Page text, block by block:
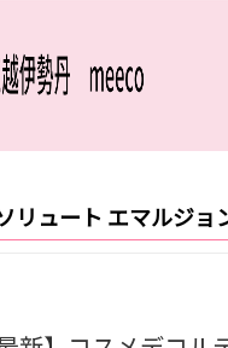
リュート エマルジ